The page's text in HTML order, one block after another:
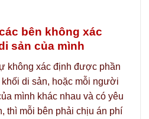
bên không xác
sản của mình
không xác định được phần
di sản, hoặc mỗi người
mình khác nhau và có yêu
thì mỗi bên phải chịu án phí